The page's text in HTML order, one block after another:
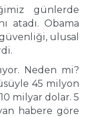
günlerde
atadı. Obama
ulusal
Neden mi?
45 milyon
milyar dolar. 5
habere göre